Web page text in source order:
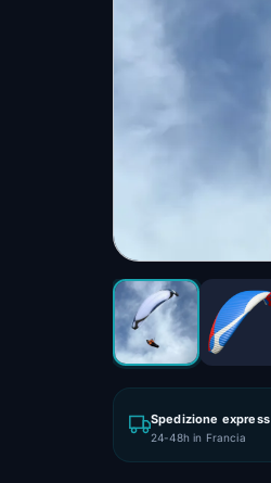
Spedizione express
24-48h in Francia